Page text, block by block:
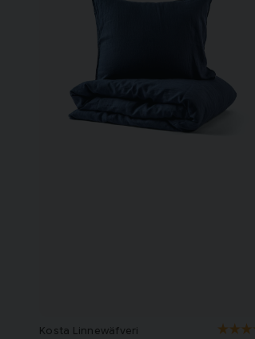
Kosta Linnewäfveri